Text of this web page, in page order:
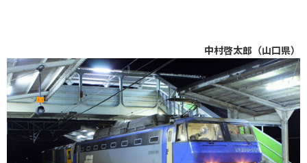
中村啓太郎（山口県）